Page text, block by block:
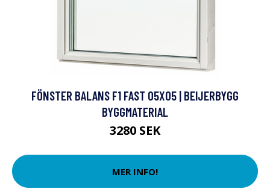
FÖNSTER BALANS F1 FAST 05X05 | BEIJERBYGG
BYGGMATERIAL
3280 SEK
MER INFO!